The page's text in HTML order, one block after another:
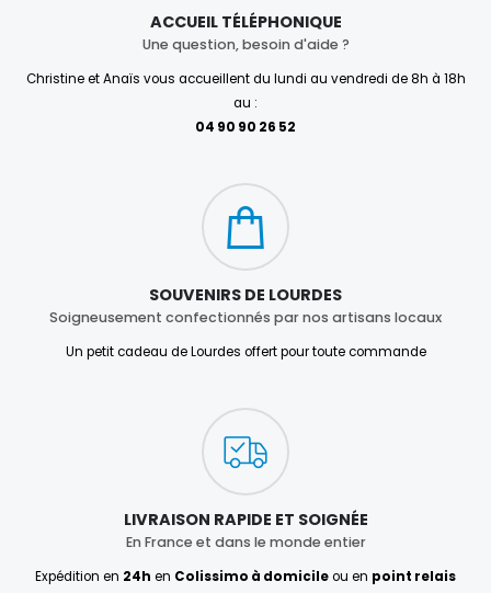
ACCUEIL TÉLÉPHONIQUE
Une question, besoin d'aide ?
Christine et Anaïs vous accueillent du lundi au vendredi de 8h à 18h
au :
04 90 90 26 52
SOUVENIRS DE LOURDES
Soigneusement confectionnés par nos artisans locaux
Un petit cadeau de Lourdes offert pour toute commande
LIVRAISON RAPIDE ET SOIGNÉE
En France et dans le monde entier
Expédition en 24h en Colissimo à domicileou en point relais